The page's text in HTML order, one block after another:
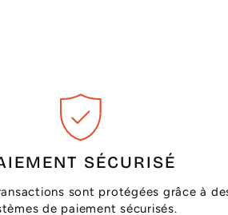
SÉCURISÉ
sont protégées grâce à
de paiement sécurisés.